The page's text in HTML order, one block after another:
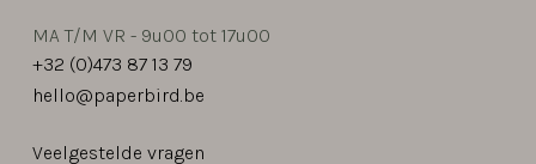
MA T/M VR - 9u00 tot 17u00
+32 (0)473 87 13 79
hello@paperbird.be
Veelgestelde vragen